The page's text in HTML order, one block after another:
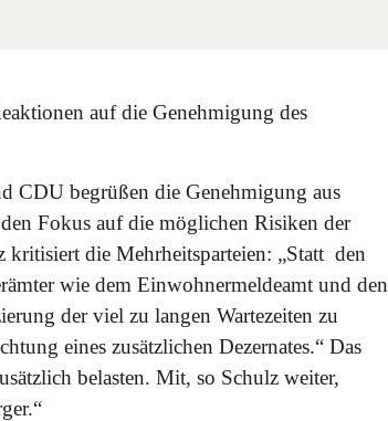
auf die Genehmigung des
CDU begrüßen die Genehmigung aus
Fokus auf die möglichen Risiken der
die Mehrheitsparteien: „Statt den
wie dem Einwohnermeldeamt und den
der viel zu langen Wartezeiten zu
eines zusätzlichen Dezernates.“ Das
belasten. Mit, so Schulz weiter,